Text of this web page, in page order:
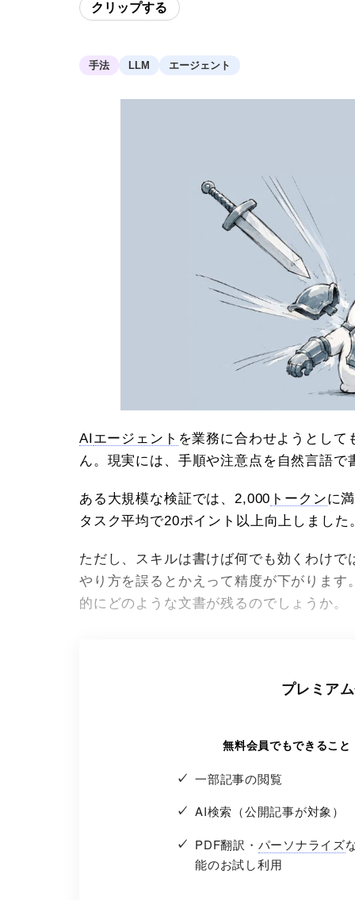
クリップする
手法 LLM エージェント
AI エージェント を業務に合わせようとし
ん。現実には、手順や注意点を自然言語
ある大規模な検証では、2,000 トークンに
タスク平均で20ポイント以上向上しまし
ただし、スキルは書けば何でも効くわけ
やり方を誤るとかえって精度が下がりま
的にどのような文書が残るのでしょうか。
プレミア
無料会員でもできること
一部記事の閲覧
AI検索（公開記事が対象）
PDF翻訳・ パーソナライズ
能のお試し利用